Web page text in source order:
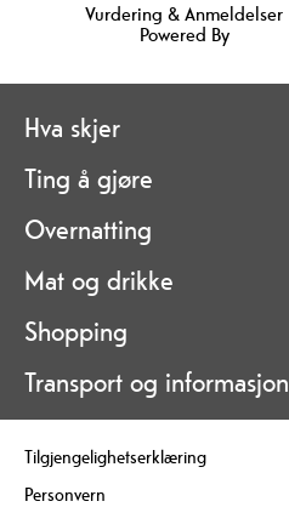
Vurdering & Anmeldelser
Powered By
Hva skjer
Ting å gjøre
Overnatting
Mat og drikke
Shopping
Transport og informasjon
Tilgjengelighetserklæring
Personvern